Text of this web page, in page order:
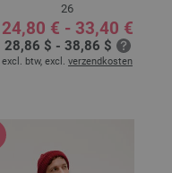
26
24,80 € - 33,40 €
28,86 $ - 38,86 $
excl. btw, excl. verzendkosten